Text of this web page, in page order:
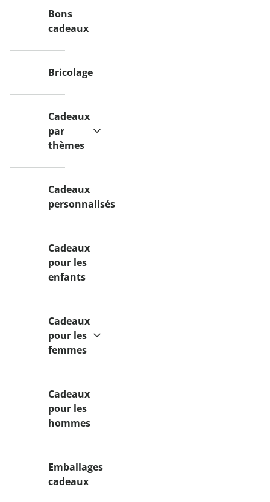
Bons
cadeaux
Bricolage
Cadeaux
par
thèmes
Cadeaux
personnalisés
Cadeaux
pour les
enfants
Cadeaux
pour les
femmes
Cadeaux
pour les
hommes
Emballages
cadeaux